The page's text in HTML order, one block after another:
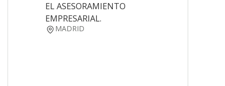
EL ASESORAMIENTO
EMPRESARIAL.
MADRID